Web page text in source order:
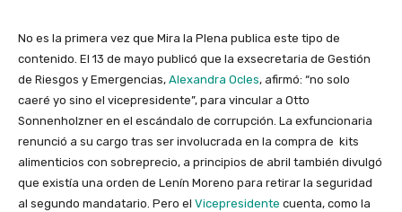
No es la primera vez que Mira la Plena publica este tipo de
contenido. El 13 de mayo publicó que la exsecretaria de Gestión
de Riesgos y Emergencias, Alexandra Ocles, afirmó: “no solo
caeré yo sino el vicepresidente”, para vincular a Otto
Sonnenholzner en el escándalo de corrupción. La exfuncionaria
renunció a su cargo tras ser involucrada en la compra de kits
alimenticios con sobreprecio, a principios de abril también divulgó
que existía una orden de Lenín Moreno para retirar la seguridad
al segundo mandatario. Pero el Vicepresidente cuenta, como la